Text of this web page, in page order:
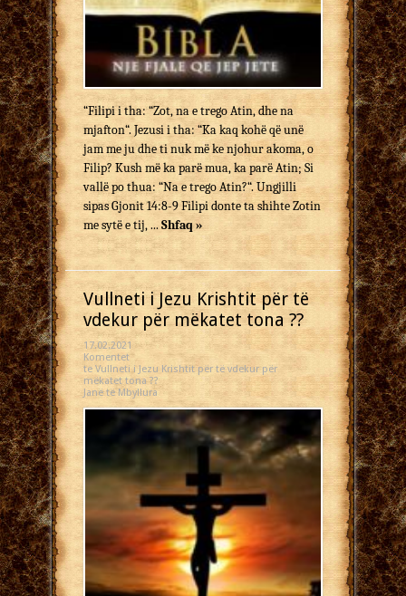
“Filipi i tha: “Zot, na e trego Atin, dhe na
mjafton“. Jezusi i tha: “Ka kaq kohë që unë
jam me ju dhe ti nuk më ke njohur akoma, o
Filip? Kush më ka parë mua, ka parë Atin; Si
vallë po thua: “Na e trego Atin?“. Ungjilli
sipas Gjonit 14:8-9 Filipi donte ta shihte Zotin
me sytë e tij, ...Shfaq »
Vullneti i Jezu Krishtit për të
vdekur për mëkatet tona ??
17.02.2021
Komentet
te Vullneti i Jezu Krishtit për të vdekur për
mëkatet tona ??
Janë të Mbyllura